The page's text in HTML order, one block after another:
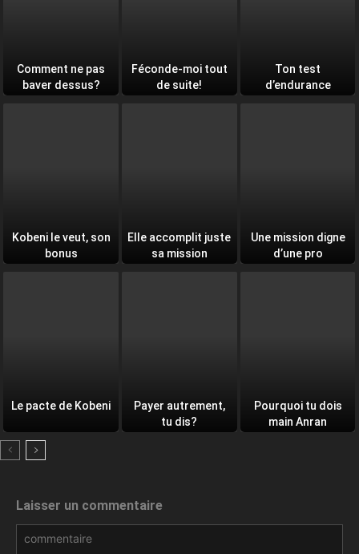
Comment ne pas
baver dessus?
Féconde-moi tout
de suite!
Ton test
d’endurance
Kobeni le veut, son
bonus
Elle accomplit juste
sa mission
Une mission digne
d’une pro
Le pacte de Kobeni
Payer autrement,
tu dis?
Pourquoi tu dois
main Anran
Laisser un commentaire